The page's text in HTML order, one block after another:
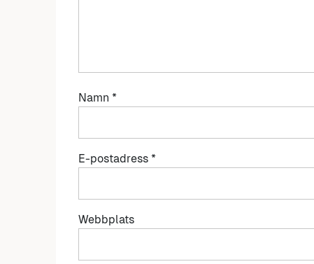
Namn *
E-postadress *
Webbplats